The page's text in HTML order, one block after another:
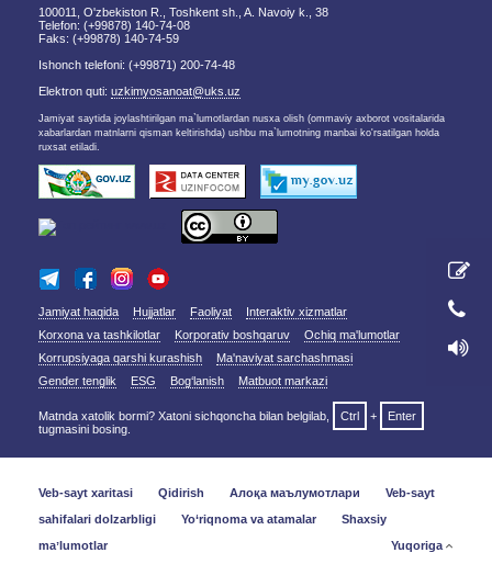
100011, O'zbekiston R., Toshkent sh., A. Navoiy k., 38
Telefon: (+99878) 140-74-08
Faks: (+99878) 140-74-59
Ishonch telefoni: (+99871) 200-74-48
Elektron quti: uzkimyosanoat@uks.uz
Jamiyat saytida joylashtirilgan ma`lumotlardan nusxa olish (ommaviy axborot vositalarida
xabarlardan matnlarni qisman keltirishda) ushbu ma`lumotning manbai ko'rsatilgan holda
ruxsat etiladi.
Jamiyat haqida Hujjatlar Faoliyat
Interaktiv xizmatlar
Korxona va tashkilotlar
Korporativ boshqaruv
Ochiq ma'lumotlar
Korrupsiyaga qarshi kurashish
Ma'naviyat sarchashmasi
Gender tenglik
ESG Bog‘lanish Matbuot markazi
Matnda xatolik bormi? Xatoni sichqoncha bilan belgilab, Ctrl +
Enter
tugmasini bosing.
Veb-sayt xaritasi Qidirish Алоқа маълумотлари
Veb-sayt
sahifalari dolzarbligi
Yo‘riqnoma va atamalar
Shaxsiy
maʼlumotlar
Yuqoriga